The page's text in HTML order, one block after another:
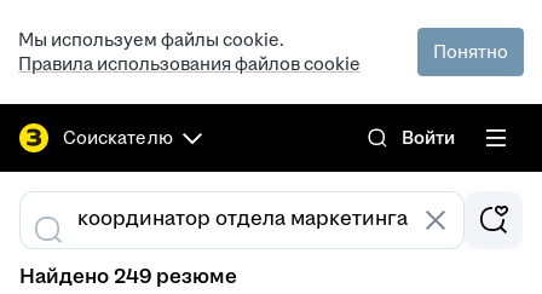
Мы используем файлы cookie.
Правила использования файлов cookie
Понятно
Соискателю Войти
Найдено 249 резюме